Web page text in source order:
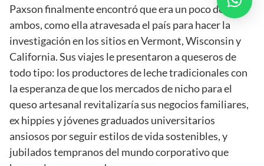
Paxson finalmente encontró que era un poco de
ambos, como ella atravesada el país para hacer la
investigación en los sitios en Vermont, Wisconsin y
California. Sus viajes le presentaron a queseros de
todo tipo: los productores de leche tradicionales con
la esperanza de que los mercados de nicho para el
queso artesanal revitalizaría sus negocios familiares,
ex hippies y jóvenes graduados universitarios
ansiosos por seguir estilos de vida sostenibles, y
jubilados tempranos del mundo corporativo que